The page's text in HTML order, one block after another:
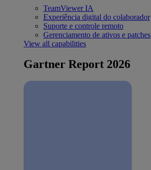
TeamViewer IA
Experiência digital do colaborador
Suporte e controle remoto
Gerenciamento de ativos e patches
View all capabilities
Gartner Report 2026